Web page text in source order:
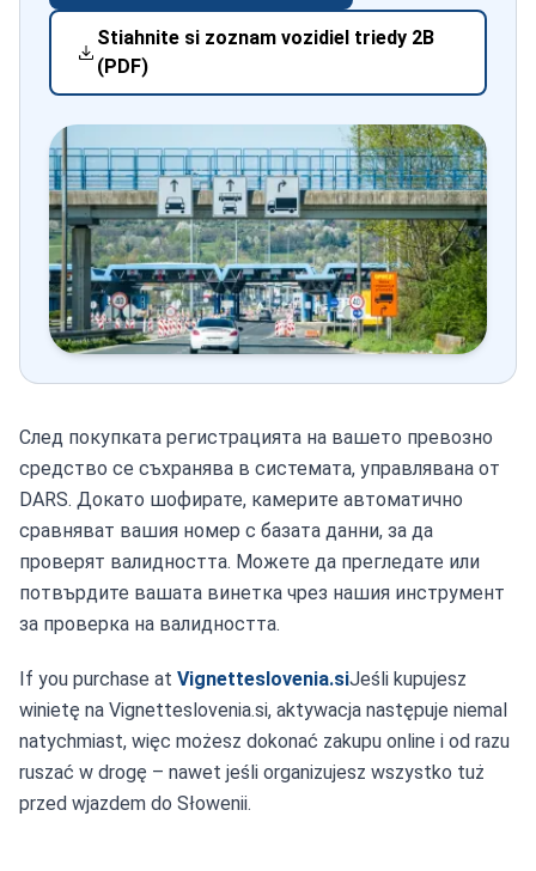
Stiahnite si zoznam vozidiel triedy 2B
(PDF)
След покупката регистрацията на вашето превозно
средство се съхранява в системата, управлявана от
DARS. Докато шофирате, камерите автоматично
сравняват вашия номер с базата данни, за да
проверят валидността. Можете да прегледате или
потвърдите вашата винетка чрез нашия инструмент
за проверка на валидността.
If you purchase at Vignetteslovenia.siJeśli kupujesz
winietę na Vignetteslovenia.si, aktywacja następuje niemal
natychmiast, więc możesz dokonać zakupu online i od razu
ruszać w drogę – nawet jeśli organizujesz wszystko tuż
przed wjazdem do Słowenii.